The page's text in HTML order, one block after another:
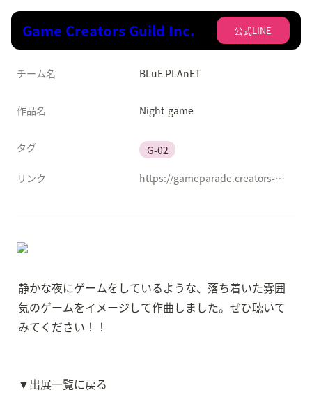
Game Creators Guild Inc. 公式LINE
チーム名 BLuE PLAnET
作品名 Night-game
タグ G-02
リンク https://gameparade.creators-guild.com/works/1642
静かな夜にゲームをしているような、落ち着いた雰囲
気のゲームをイメージして作曲しました。ぜひ聴いて
みてください！！
▼出展一覧に戻る